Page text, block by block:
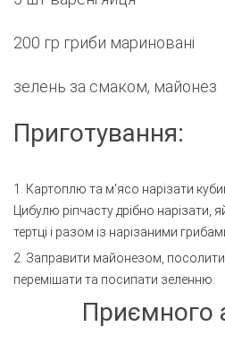
200 гр гриби мариновані
зелень за смаком, майонез
Приготування:
1. Картоплю та м'ясо нарізати
Цибулю ріпчасту дрібно нарізати,
тертці і разом із нарізаними
2. Заправити майонезом,
перемішати та посипати зеленню.
Приємного